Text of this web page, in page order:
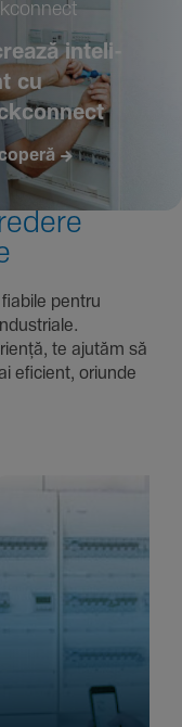
inte­li­
cu
pentru
și indus­triale.
te ajutăm să
eficient, oriunde